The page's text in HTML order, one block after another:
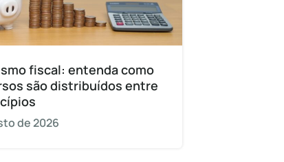
fiscal: entenda como
são distribuídos entre
de 2026